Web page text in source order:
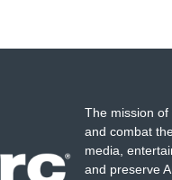
The mission
and combat
media,
and preserve